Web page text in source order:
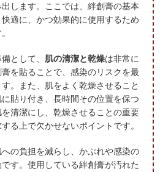
します。ここでは、絆創膏の基本
適に、かつ効果的に使用するため
として、 肌の清潔と乾燥は非常に
を貼ることで、感染のリスクを最
。また、肌をよく乾燥させること
貼り付き、長時間その位置を保つ
清潔にし、乾燥させることの重要
る上で欠かせないポイントです。
への負担を減らし、かぶれや感染の
す。使用している絆創膏が汚れた